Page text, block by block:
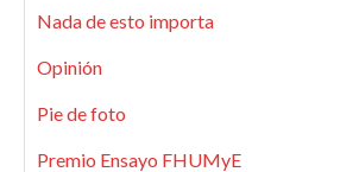
Nada de esto importa
Opinión
Pie de foto
Premio Ensayo FHUMyE